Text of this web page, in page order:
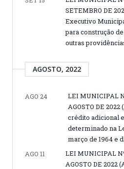
SETEMBRO DE
Executivo
para construção
outras
AGOSTO, 2022
AGO 24
LEI MUNICIPAL
AGOSTO DE
crédito adicional
determinado na
março de 1964 e
AGO 11
LEI MUNICIPAL
AGOSTO DE 2022